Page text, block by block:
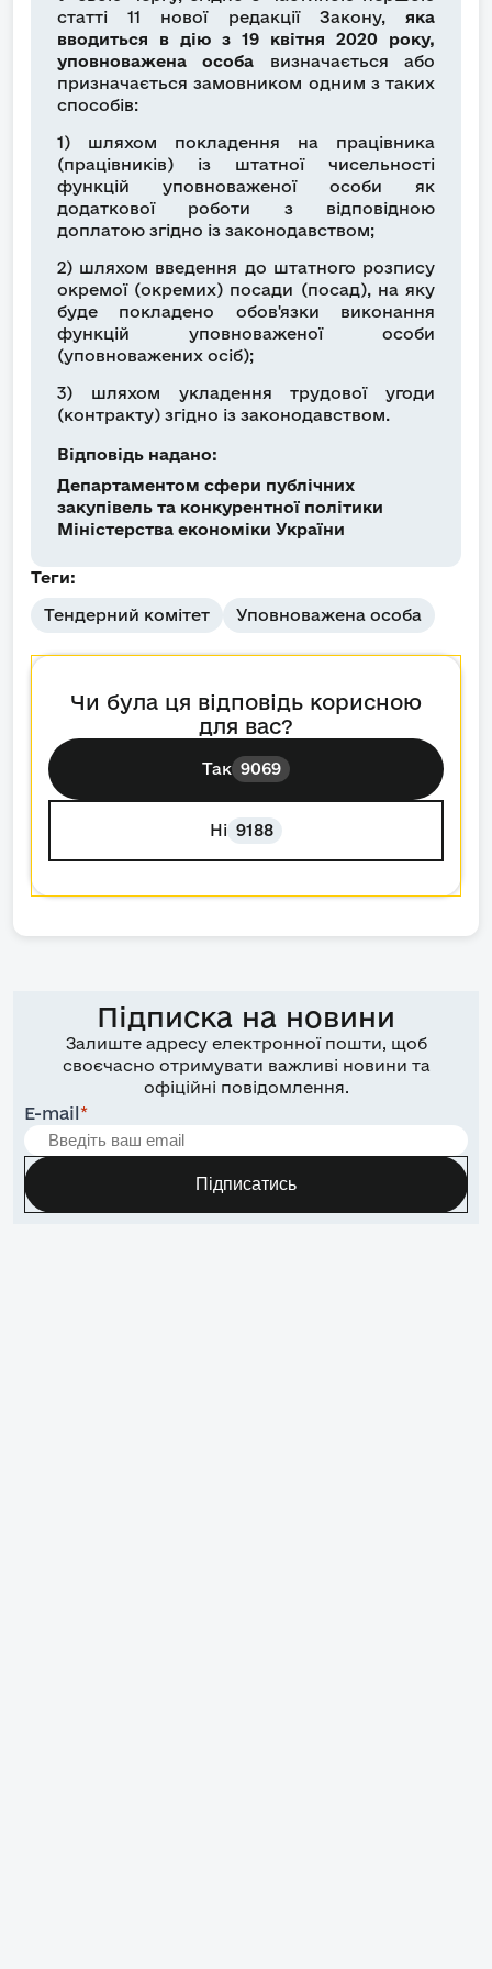
статті 11 нової редакції Закону, яка
вводиться в дію з 19 квітня 2020 року,
уповноважена особа визначається або
призначається замовником одним з таких
способів:
1) шляхом покладення на працівника
(працівників) із штатної чисельності
функцій уповноваженої особи як
додаткової роботи з відповідною
доплатою згідно із законодавством;
2) шляхом введення до штатного розпису
окремої (окремих) посади (посад), на яку
буде покладено обов'язки виконання
функцій уповноваженої особи
(уповноважених осіб);
3) шляхом укладення трудової угоди
(контракту) згідно із законодавством.
Відповідь надано:
Департаментом сфери публічних
закупівель та конкурентної політики
Міністерства економіки України
Теги:
Тендерний комітет
Уповноважена особа
Чи була ця відповідь корисною
для вас?
Так 9069
Ні 9188
Підписка на новини
Залиште адресу електронної пошти, щоб
своєчасно отримувати важливі новини та
офіційні повідомлення.
E-mail*
Підписатись